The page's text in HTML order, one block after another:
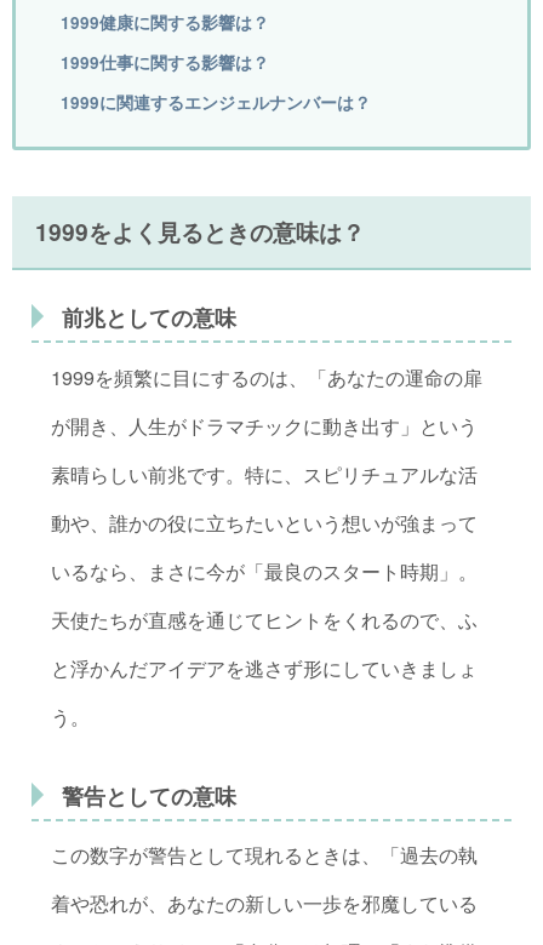
1999健康に関する影響は？
1999仕事に関する影響は？
1999に関連するエンジェルナンバーは？
1999をよく見るときの意味は？
前兆としての意味
1999を頻繁に目にするのは、「あなたの運命の扉
が開き、人生がドラマチックに動き出す」という
素晴らしい前兆です。特に、スピリチュアルな活
動や、誰かの役に立ちたいという想いが強まって
いるなら、まさに今が「最良のスタート時期」。
天使たちが直感を通じてヒントをくれるので、ふ
と浮かんだアイデアを逃さず形にしていきましょ
う。
警告としての意味
この数字が警告として現れるときは、「過去の執
着や恐れが、あなたの新しい一歩を邪魔している